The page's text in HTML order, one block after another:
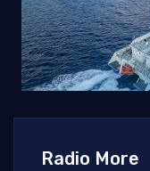
Radio More